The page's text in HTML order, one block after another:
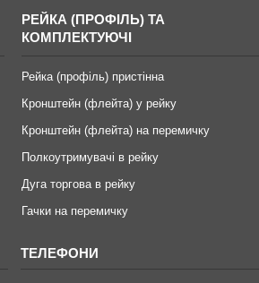
РЕЙКА (ПРОФІЛЬ) ТА
КОМПЛЕКТУЮЧІ
Рейка (профіль) пристінна
Кронштейн (флейта) у рейку
Кронштейн (флейта) на перемичку
Полкоутримувачі в рейку
Дуга торгова в рейку
Гачки на перемичку